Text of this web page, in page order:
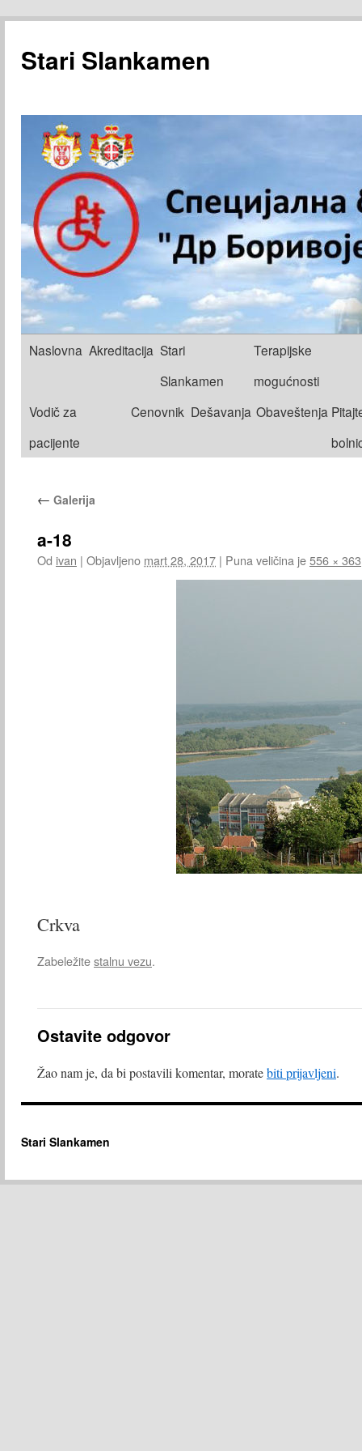
Stari Slankamen
Skoči
sadržaj
Naslovna Akreditacija Stari
Slankamen
Terapijske
mogućnosti
Vodič za
pacijente
Cenovnik Dešavanja Obaveštenja
← Galerija
a-18
Od ivan | Objavljeno mart 28, 2017 | Puna veličina je556 × 363
Crkva
Zabeležitestalnu vezu.
Ostavite odgovor
Žao nam je, da bi postavili komentar, moratebiti prijavljeni.
Stari Slankamen